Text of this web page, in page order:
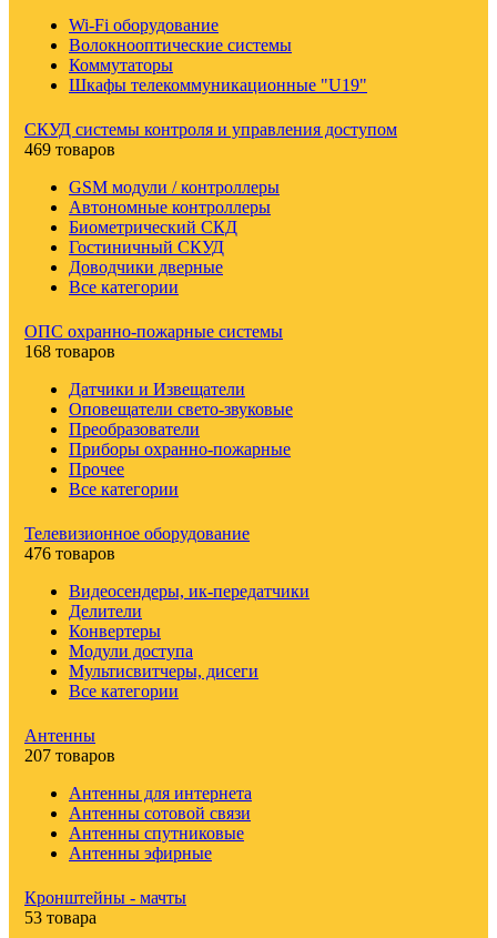
Wi-Fi оборудование
Волокнооптические системы
Коммутаторы
Шкафы телекоммуникационные "U19"
СКУД системы контроля и управления доступом
469 товаров
GSM модули / контроллеры
Автономные контроллеры
Биометрический СКД
Гостиничный СКУД
Доводчики дверные
Все категории
ОПС охранно-пожарные системы
168 товаров
Датчики и Извещатели
Оповещатели свето-звуковые
Преобразователи
Приборы охранно-пожарные
Прочее
Все категории
Телевизионное оборудование
476 товаров
Видеосендеры, ик-передатчики
Делители
Конвертеры
Модули доступа
Мультисвитчеры, дисеги
Все категории
Антенны
207 товаров
Антенны для интернета
Антенны сотовой связи
Антенны спутниковые
Антенны эфирные
Кронштейны - мачты
53 товара